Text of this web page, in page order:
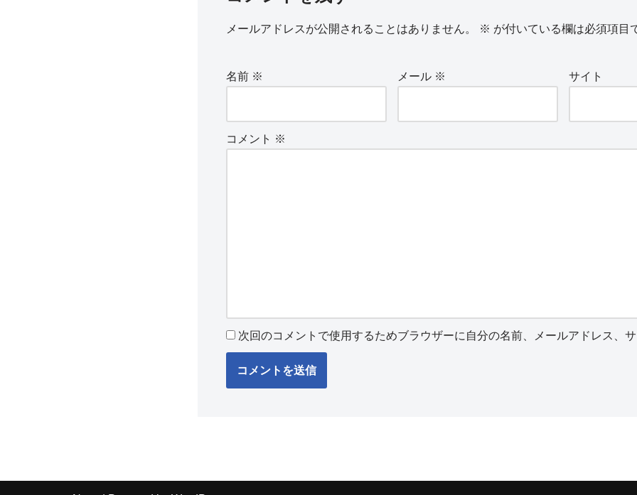
メールアドレスが公開されることはありません。 ※ が付いている欄は必須項目
名前 ※ メール ※ サイト
コメント ※
次回のコメントで使用するためブラウザーに自分の名前、メールアドレス、サ